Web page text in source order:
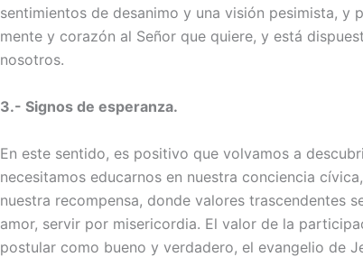
sentimientos de desanimo y una visión pesimista,
mente y corazón al Señor que quiere, y está
nosotros.
3.- Signos de esperanza.
En este sentido, es positivo que volvamos a
necesitamos educarnos en nuestra conciencia
nuestra recompensa, donde valores trascendentes
amor, servir por misericordia. El valor de la
postular como bueno y verdadero, el evangelio de